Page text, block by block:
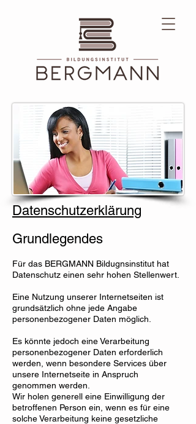
Datenschutzerklärung
Grundlegendes
Für das BERGMANN Bildugnsinstitut hat
Datenschutz einen sehr hohen Stellenwert.
Eine Nutzung unserer Internetseiten ist
grundsätzlich ohne jede Angabe
personenbezogener Daten möglich.
Es könnte jedoch eine Verarbeitung
personenbezogener Daten erforderlich
werden, wenn besondere Services über
unsere Internetseite in Anspruch
genommen werden.
Wir holen generell eine Einwilligung der
betroffenen Person ein, wenn es für eine
solche Verarbeitung keine gesetzliche